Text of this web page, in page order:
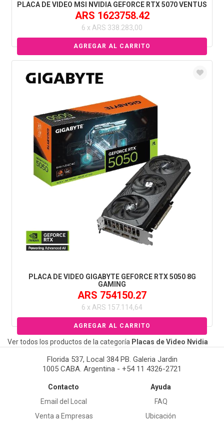
PLACA DE VIDEO MSI NVIDIA GEFORCE RTX 5070 VENTUS
ARS 1623758.42
6 x ARS 338.283,00
PLACA DE VIDEO GIGABYTE GEFORCE RTX 5050 8G
GAMING
ARS 754150.27
6 x ARS 157.114,64
Ver todos los productos de la categoría Placas de Video Nvidia
Florida 537, Local 384 PB. Galeria Jardin
1005 CABA. Argentina - +54 11 4326-2721
Contacto
Email del Local
Venta a Empresas
Ayuda
FAQ
Ubicación